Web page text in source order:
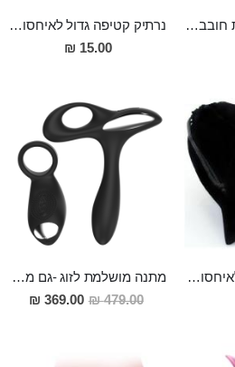
משחק קלפים לזוגות חובבי מין אוראלי
נרתיק קטיפה גדול לאיחסון אביזרי מין
15.00 ₪
נרתיק קטיפה קטן לאיחסון אביזרי מין
מתנה מושלמת לזוג -גם מענג פרוסטטה חזק מסיליקון רפואי למתחילים וגם טבעת רטט נטענת שהיא גם השלט האל חוטי מסיליקון רפואי עם 10 מצבי רטט
479.00 ₪
מחיר
מבצע
369.00 ₪